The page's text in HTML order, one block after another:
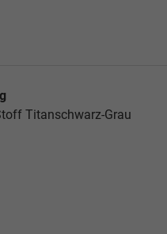
Titanschwarz-Grau